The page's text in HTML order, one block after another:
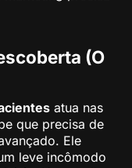
(O
atua nas
que precisa de
Ele
leve incômodo